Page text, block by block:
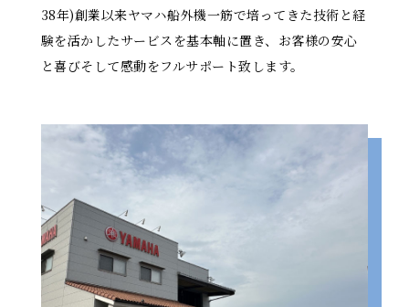
38年)創業以来ヤマハ船外機一筋で培ってきた技術と経
験を活かしたサービスを基本軸に置き、お客様の安心
と喜びそして感動をフルサポート致します。